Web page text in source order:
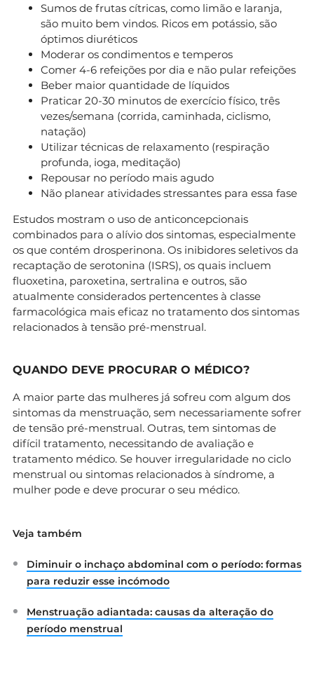
Sumos de frutas cítricas, como limão e laranja,
são muito bem vindos. Ricos em potássio, são
óptimos diuréticos
Moderar os condimentos e temperos
Comer 4-6 refeições por dia e não pular refeições
Beber maior quantidade de líquidos
Praticar 20-30 minutos de exercício físico, três
vezes/semana (corrida, caminhada, ciclismo,
natação)
Utilizar técnicas de relaxamento (respiração
profunda, ioga, meditação)
Repousar no período mais agudo
Não planear atividades stressantes para essa fase
Estudos mostram o uso de anticoncepcionais
combinados para o alívio dos sintomas, especialmente
os que contém drosperinona. Os inibidores seletivos da
recaptação de serotonina (ISRS), os quais incluem
fluoxetina, paroxetina, sertralina e outros, são
atualmente considerados pertencentes à classe
farmacológica mais eficaz no tratamento dos sintomas
relacionados à tensão pré-menstrual.
QUANDO DEVE PROCURAR O MÉDICO?
A maior parte das mulheres já sofreu com algum dos
sintomas da menstruação, sem necessariamente sofrer
de tensão pré-menstrual. Outras, tem sintomas de
difícil tratamento, necessitando de avaliação e
tratamento médico. Se houver irregularidade no ciclo
menstrual ou sintomas relacionados à síndrome, a
mulher pode e deve procurar o seu médico.
Veja também
Diminuir o inchaço abdominal com o período: formas
para reduzir esse incómodo
Menstruação adiantada: causas da alteração do
período menstrual